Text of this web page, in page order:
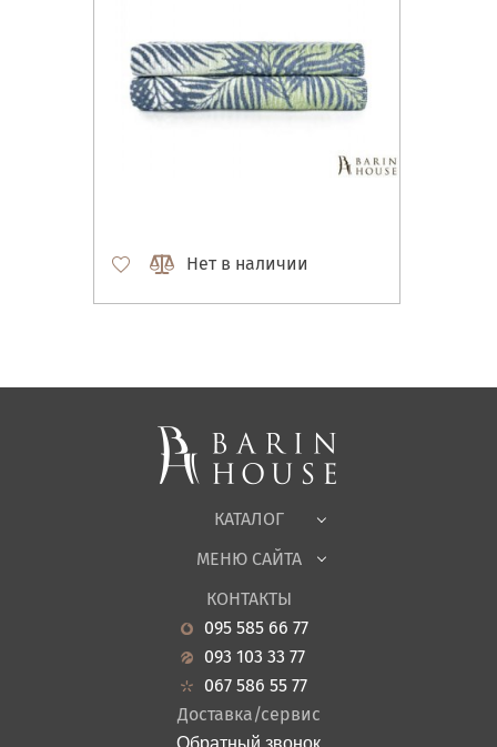
Нет в наличии
КАТАЛОГ
Спальни, Кровати
Корпусная мебель
Офисная мебель
Садовая мебель
Гостиная
Кухня
Прихожие
Ванная
Акции
МЕНЮ САЙТА
О нас
Новости
Гарантия
Кредит
Оплата и доставка
Отзывы
КОНТАКТЫ
095 585 66 77
093 103 33 77
067 586 55 77
Доставка/сервис
Обратный звонок